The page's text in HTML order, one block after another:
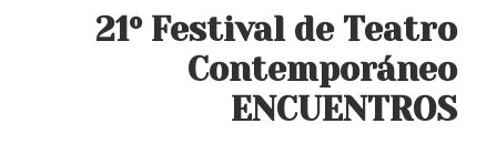
21º Festival de Teatro
Contemporáneo
ENCUENTROS